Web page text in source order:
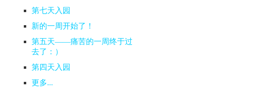
第七天入园
新的一周开始了！
第五天——痛苦的一周终于过
去了：）
第四天入园
更多...